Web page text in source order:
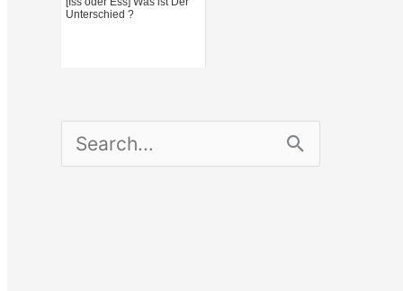
Unterschied ?